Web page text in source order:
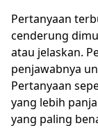
Pertanyaan
cenderung
atau jelaskan.
penjawabnya
Pertanyaan
yang lebih
yang paling